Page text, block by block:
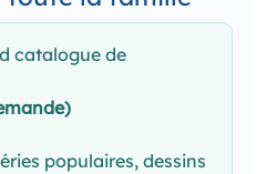
catalogue de
populaires, dessins